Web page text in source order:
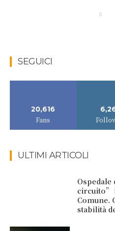
SEGUICI
20,616
Fans
ULTIMI ARTICOLI
circuito”
Comune.
stabilità